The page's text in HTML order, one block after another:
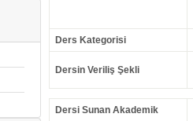
Ders Kategorisi
Dersin Veriliş Şekli
Dersi Sunan Akademik